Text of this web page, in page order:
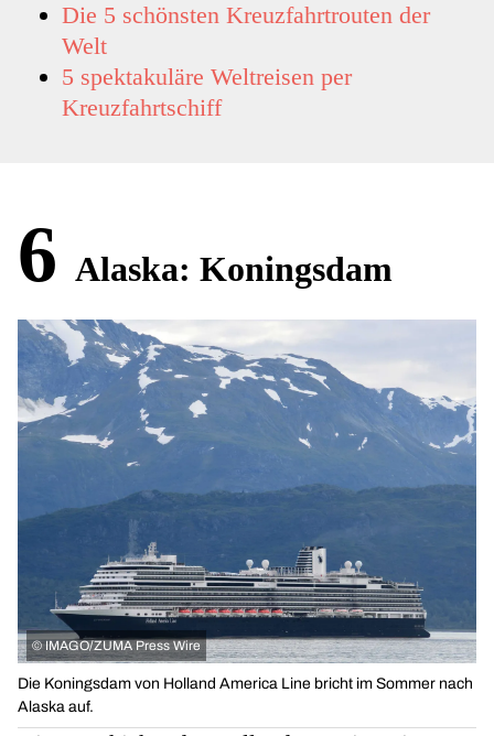
Die 5 schönsten Kreuzfahrtrouten der
Welt
5 spektakuläre Weltreisen per
Kreuzfahrtschiff
6 Alaska: Koningsdam
© IMAGO/ZUMA Press Wire
Die Koningsdam von Holland America Line bricht im Sommer nach
Alaska auf.